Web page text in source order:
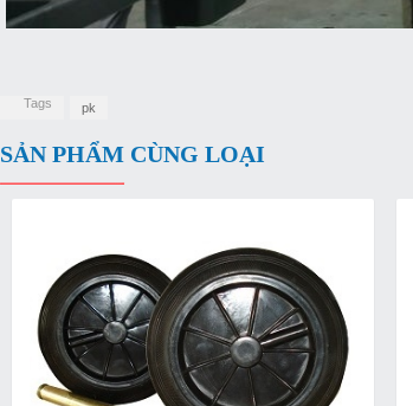
Tags pk
SẢN PHẨM CÙNG LOẠI